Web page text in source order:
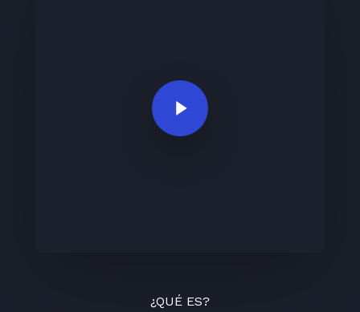
Play Video
¿QUÉ ES?